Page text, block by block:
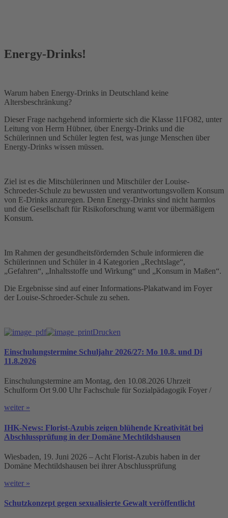
Energy-Drinks!
Warum haben Energy-Drinks in Deutschland keine
Altersbeschränkung?
Dieser Frage nachgehend informierte sich die Klasse 11FO82, unter
Leitung von Herrn Hübner, über Energy-Drinks und die
Schülerinnen und Schüler legten fest, was junge Menschen über
Energy-Drinks wissen müssen.
Ziel ist es die Mitschülerinnen und Mitschüler der Louise-
Schroeder-Schule zu bewussten und verantwortungsvollem Konsum
von E-Drinks anzuregen. Denn Energy-Drinks sind nicht harmlos
und die Gesellschaft für Risikoforschung warnt vor übermäßigem
Konsum.
Im Rahmen der gesundheitsfördernden Schule informieren die
Schülerinnen und Schüler in 4 Kategorien „Rechtslage“,
„Gefahren“, „Inhaltsstoffe und Wirkung“ und „Konsum in Maßen“.
Die Ergebnisse sind auf einer Informations-Plakatwand im Foyer
der Louise-Schroeder-Schule zu sehen.
Drucken
Einschulungstermine Schuljahr 2026/27: Mo 10.8. und Di
11.8.2026
Einschulungstermine am Montag, den 10.08.2026 Uhrzeit
Schulform Ort 9.00 Uhr Fachschule für Sozialpädagogik Foyer /
weiter »
IHK-News: Florist-Azubis zeigen blühende Kreativität bei
Abschlussprüfung in der Domäne Mechtildshausen
Wiesbaden, 19. Juni 2026 – Acht Florist-Azubis haben in der
Domäne Mechtildshausen bei ihrer Abschlussprüfung
weiter »
Schutzkonzept gegen sexualisierte Gewalt veröffentlicht